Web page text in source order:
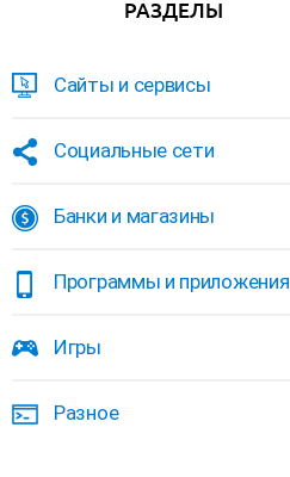
РАЗДЕЛЫ
Сайты и сервисы
Социальные сети
Банки и магазины
Программы и приложения
Игры
Разное